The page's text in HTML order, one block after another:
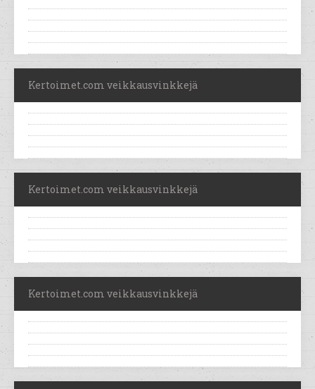
Kertoimet.com veikkausvinkkejä
Kertoimet.com veikkausvinkkejä
Kertoimet.com veikkausvinkkejä